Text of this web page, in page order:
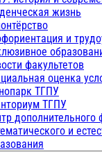
жизнь
и
факультетов
оценка
ТГПУ
ТГПУ
дополнительного
и